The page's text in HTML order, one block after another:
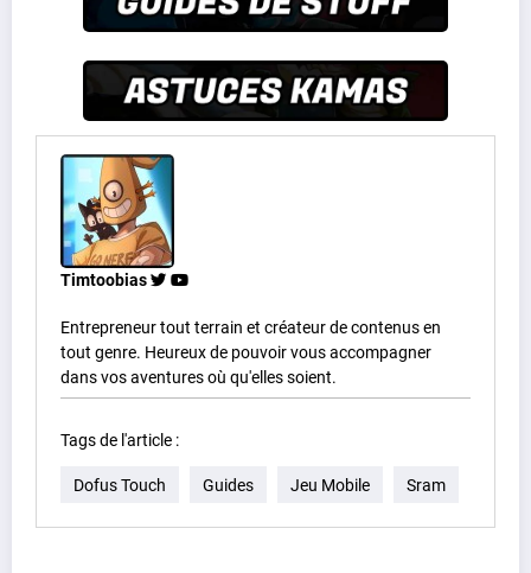
Timtoobias
Entrepreneur tout terrain et créateur de contenus en
tout genre. Heureux de pouvoir vous accompagner
dans vos aventures où qu'elles soient.
Tags de l'article :
Dofus Touch Guides Jeu Mobile Sram